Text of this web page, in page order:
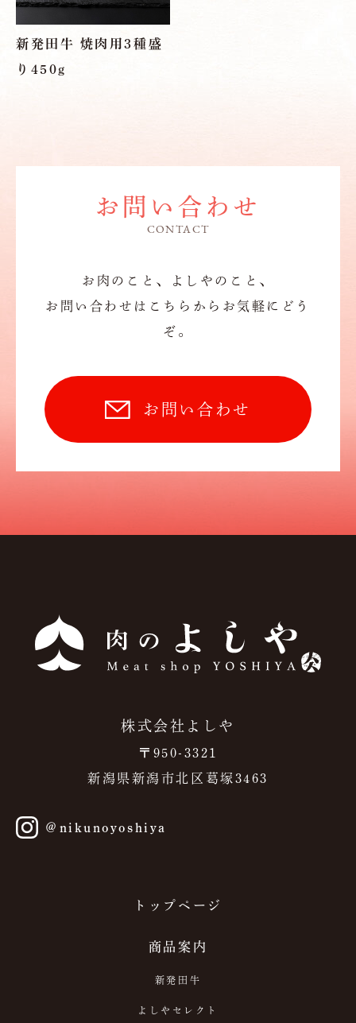
新発田牛 焼肉用3種盛
り450g
お問い合わせ
CONTACT
お肉のこと、よしやのこと、
お問い合わせはこちらからお気軽にどう
ぞ。
お問い合わせ
株式会社よしや
〒950-3321
新潟県新潟市北区葛塚3463
＠nikunoyoshiya
トップページ
商品案内
新発田牛
よしやセレクト